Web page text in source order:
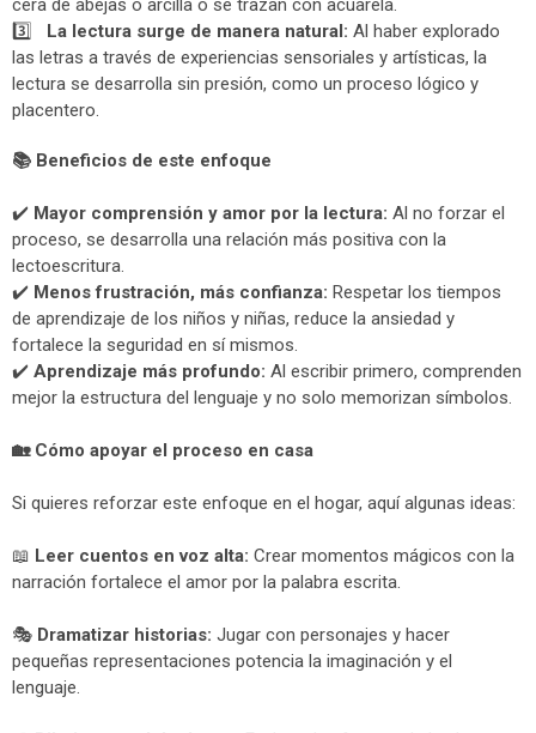
cera de abejas o arcilla o se trazan con acuarela.
3️⃣ La lectura surge de manera natural: Al haber explorado
las letras a través de experiencias sensoriales y artísticas, la
lectura se desarrolla sin presión, como un proceso lógico y
placentero.
📚 Beneficios de este enfoque
✔️ Mayor comprensión y amor por la lectura: Al no forzar el
proceso, se desarrolla una relación más positiva con la
lectoescritura.
✔️ Menos frustración, más confianza: Respetar los tiempos
de aprendizaje de los niños y niñas, reduce la ansiedad y
fortalece la seguridad en sí mismos.
✔️ Aprendizaje más profundo: Al escribir primero, comprenden
mejor la estructura del lenguaje y no solo memorizan símbolos.
🏡Cómo apoyar el proceso en casa
Si quieres reforzar este enfoque en el hogar, aquí algunas ideas:
📖 Leer cuentos en voz alta: Crear momentos mágicos con la
narración fortalece el amor por la palabra escrita.
🎭 Dramatizar historias: Jugar con personajes y hacer
pequeñas representaciones potencia la imaginación y el
lenguaje.